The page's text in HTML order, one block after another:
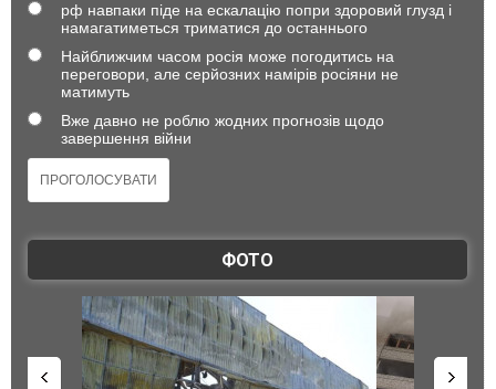
рф навпаки піде на ескалацію попри здоровий глузд і
намагатиметься триматися до останнього
Найближчим часом росія може погодитись на
переговори, але серйозних намірів росіяни не
матимуть
Вже давно не роблю жодних прогнозів щодо
завершення війни
ФОТО